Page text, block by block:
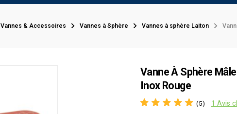
Vannes & Accessoires Vannes à Sphère Vannes à sphère Laiton
Vanne À Sphère
Inox Rouge
(5) 1 Avis